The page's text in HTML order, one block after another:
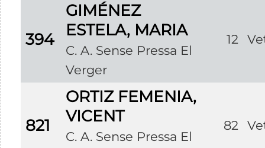
394
GIMÉNEZ
ESTELA, MARIA
C. A. Sense Pressa El
Verger
12
821
ORTIZ FEMENIA,
VICENT
C. A. Sense Pressa El
82